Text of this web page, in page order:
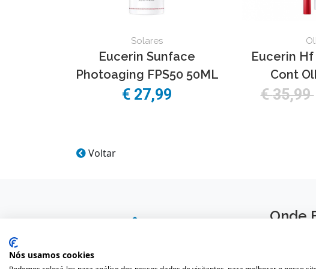
Solares
Eucerin Sunface
Photoaging FPS50 50ML
€ 27,99
Eucerin
Cont
€35,99
Voltar
Onde
Nós usamos cookies